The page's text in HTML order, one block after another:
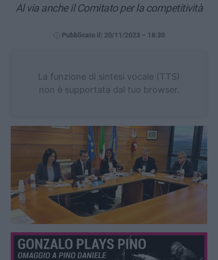
Al via anche il Comitato per la competitività
Pubblicato il: 20/11/2023 – 18:30
La funzione di sintesi vocale (TTS)
non è supportata dal tuo browser.